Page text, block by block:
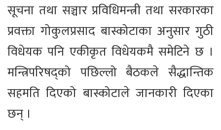
सूचना तथा सञ्चार प्रविधिमन्त्री तथा सरकारका
प्रवक्ता गोकुलप्रसाद बास्कोटाका अनुसार गुठी
विधेयक पनि एकीकृत विधेयकमै समेटिने छ ।
मन्त्रिपरिषद्को पछिल्लो बैठकले सैद्धान्तिक
सहमति दिएको बास्कोटाले जानकारी दिएका
छन् ।